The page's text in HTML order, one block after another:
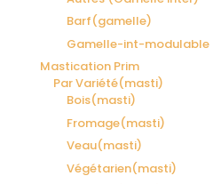
Barf(gamelle)
Gamelle-int-modulable
Mastication Prim
Par Variété(masti)
Bois(masti)
Fromage(masti)
Veau(masti)
Végétarien(masti)